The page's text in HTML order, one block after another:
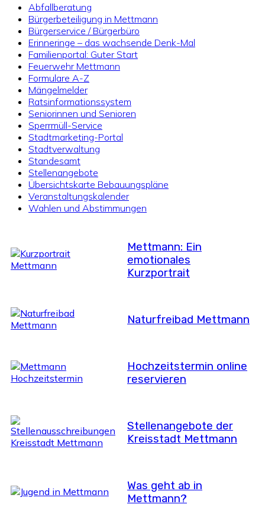
Abfallberatung
Bürgerbeteiligung in Mettmann
Bürgerservice / Bürgerbüro
Erinneringe – das wachsende Denk-Mal
Familienportal: Guter Start
Feuerwehr Mettmann
Formulare A-Z
Mängelmelder
Ratsinformationssystem
Seniorinnen und Senioren
Sperrmüll-Service
Stadtmarketing-Portal
Stadtverwaltung
Standesamt
Stellenangebote
Übersichtskarte Bebauungspläne
Veranstaltungskalender
Wahlen und Abstimmungen
Mettmann: Ein
emotionales
Kurzportrait
Naturfreibad Mettmann
Hochzeitstermin online
reservieren
Stellenangebote der
Kreisstadt Mettmann
Was geht ab in
Mettmann?